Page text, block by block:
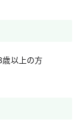
以上の方